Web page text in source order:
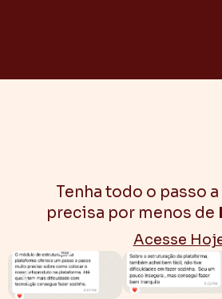
Tenha todo o passo
precisa por menos de
Acesse